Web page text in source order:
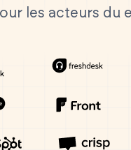
les acteurs du